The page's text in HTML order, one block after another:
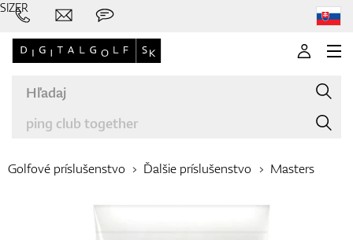
Golfové príslušenstvo Ďalšie príslušenstvo Masters
SIZER